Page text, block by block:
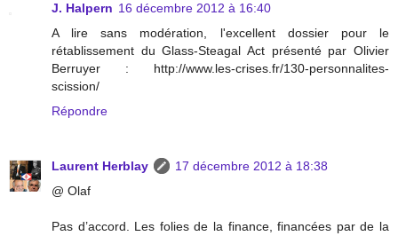
J. Halpern 16 décembre 2012 à 16:40
A lire sans modération, l'excellent dossier pour le
rétablissement du Glass-Steagal Act présenté par Olivier
Berruyer : http://www.les-crises.fr/130-personnalites-
scission/
Répondre
Laurent Herblay
17 décembre 2012 à 18:38
@ Olaf
Pas d’accord. Les folies de la finance, financées par de la